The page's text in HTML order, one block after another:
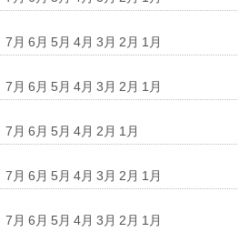
7月 6月 5月 4月 3月 2月 1月
7月 6月 5月 4月 3月 2月 1月
7月 6月 5月 4月 2月 1月
7月 6月 5月 4月 3月 2月 1月
7月 6月 5月 4月 3月 2月 1月